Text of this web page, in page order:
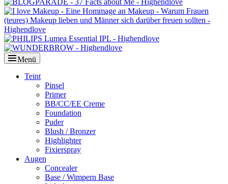
Menü
Primäres
Teint
Pinsel
Primer
BB/CC/EE Creme
Foundation
Puder
Blush / Bronzer
Highlighter
Fixierspray
Augen
Concealer
Base / Wimpern Base